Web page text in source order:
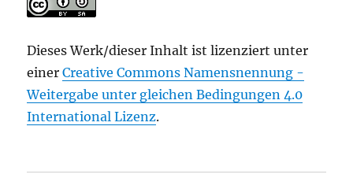
Dieses Werk/dieser Inhalt ist lizenziert unter
einerCreative Commons Namensnennung -
Weitergabe unter gleichen Bedingungen 4.0
International Lizenz.